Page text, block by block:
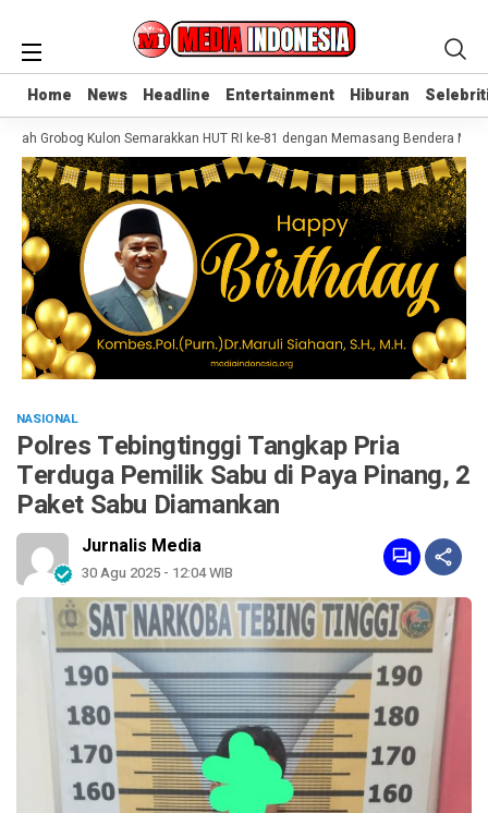
Home News Headline Entertainment Hiburan
Home News Headline Entertainment Hiburan
Grobog Kulon Semarakkan HUT RI ke-81 dengan Memasang Bendera Merah
NASIONAL
Polres Tebingtinggi Tangkap Pria
Terduga Pemilik Sabu di Paya Pinang, 2
Paket Sabu Diamankan
Jurnalis Media
30 Agu 2025 - 12:04 WIB